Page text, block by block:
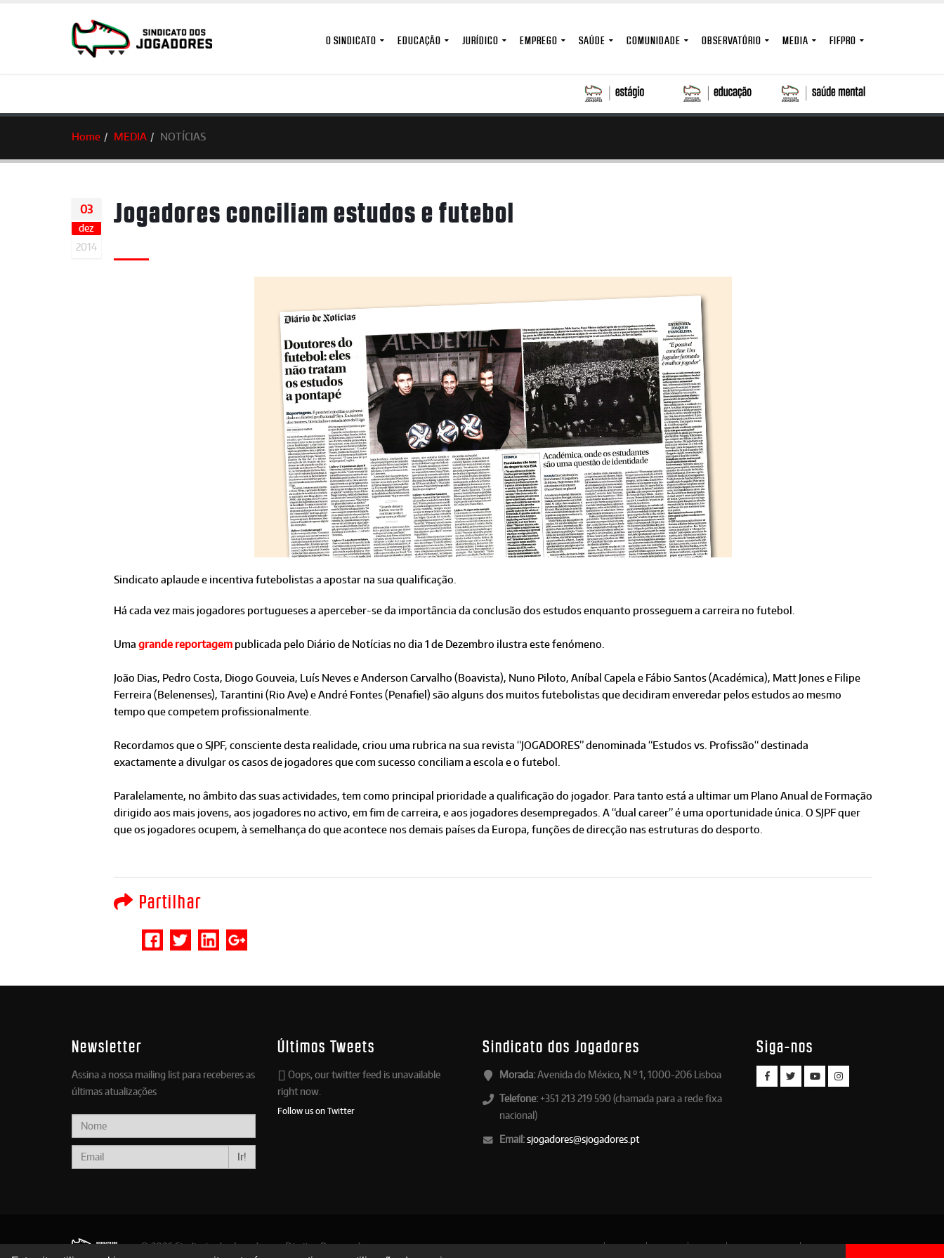
O SINDICATO EDUCAÇÃO JURÍDICO EMPREGO SAÚDE COMUNIDADE OBSERVATÓRIO MEDIA FIFPRO
Home MEDIA NOTÍCIAS
03
dez
2014
Jogadores conciliam estudos e futebol
Sindicato aplaude e incentiva futebolistas a apostar na sua qualificação.
Há cada vez mais jogadores portugueses a aperceber-se da importância da conclusão dos estudos enquanto prosseguem a carreira no futebol.
Uma grande reportagem publicada pelo Diário de Notícias no dia 1 de Dezembro ilustra este fenómeno.
João Dias, Pedro Costa, Diogo Gouveia, Luís Neves e Anderson Carvalho (Boavista), Nuno Piloto, Aníbal Capela e Fábio Santos (Académica), Matt Jones e Filipe
Ferreira (Belenenses), Tarantini (Rio Ave) e André Fontes (Penafiel) são alguns dos muitos futebolistas que decidiram enveredar pelos estudos ao mesmo
tempo que competem profissionalmente.
Recordamos que o SJPF, consciente desta realidade, criou uma rubrica na sua revista “JOGADORES” denominada “Estudos vs. Profissão“ destinada
exactamente a divulgar os casos de jogadores que com sucesso conciliam a escola e o futebol.
Paralelamente, no âmbito das suas actividades, tem como principal prioridade a qualificação do jogador. Para tanto está a ultimar um Plano Anual de Formação
dirigido aos mais jovens, aos jogadores no activo, em fim de carreira, e aos jogadores desempregados. A “dual career” é uma oportunidade única. O SJPF quer
que os jogadores ocupem, à semelhança do que acontece nos demais países da Europa, funções de direcção nas estruturas do desporto.
Partilhar
Newsletter
Assina a nossa mailing list para receberes as
últimas atualizações
Ir!
Últimos Tweets
Oops, our twitter feed is unavailable
right now.
Follow us on Twitter
Sindicato dos Jogadores
Morada:Avenida do México, N.º 1, 1000-206 Lisboa
Telefone:+351 213 219 590 (chamada para a rede fixa
nacional)
Email:sjogadores@sjogadores.pt
Siga-nos
© 2026 Sindicato dos Jogadores - Direitos Reservados Contactos Apoio Legal Antidoping Delegados Legislação Desportiva Política de privacidade